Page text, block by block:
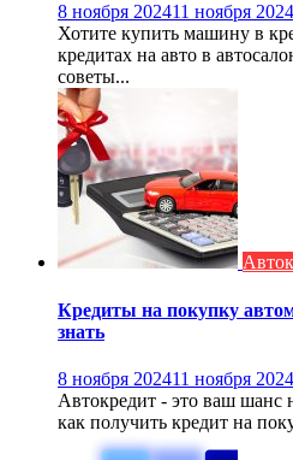
8 ноября 202411 ноября 2024
Хотите купить машину в
кредитах на авто в
советы...
Кредиты на покупку
знать
8 ноября 202411 ноября 2024
Автокредит - это ваш
как получить кредит на